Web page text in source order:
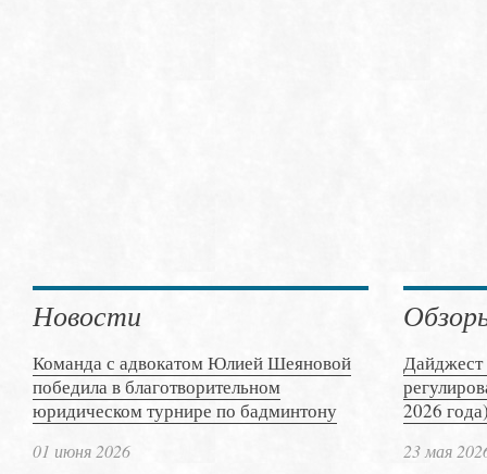
Новости
Команда с адвокатом Юлией Шеяновой
победила в благотворительном
юридическом турнире по бадминтону
01 июня 2026
Дайджест
2026
23 мая